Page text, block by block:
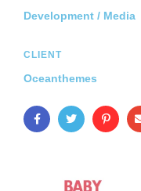
Development / Media
CLIENT
Oceanthemes